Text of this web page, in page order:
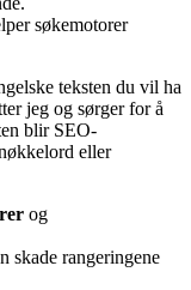
søkemotorer
teksten du vil ha
jeg og sørger for å
blir SEO-
eller
og
skade rangeringene